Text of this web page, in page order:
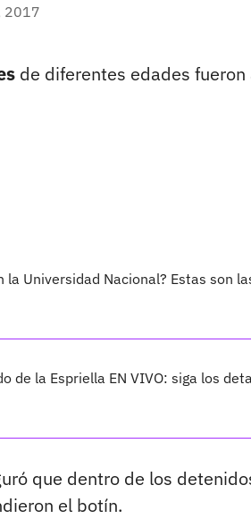
2017
de diferentes edades
la Universidad Nacional? Estas son
de la Espriella EN VIVO: siga los
que dentro de los
el botín.